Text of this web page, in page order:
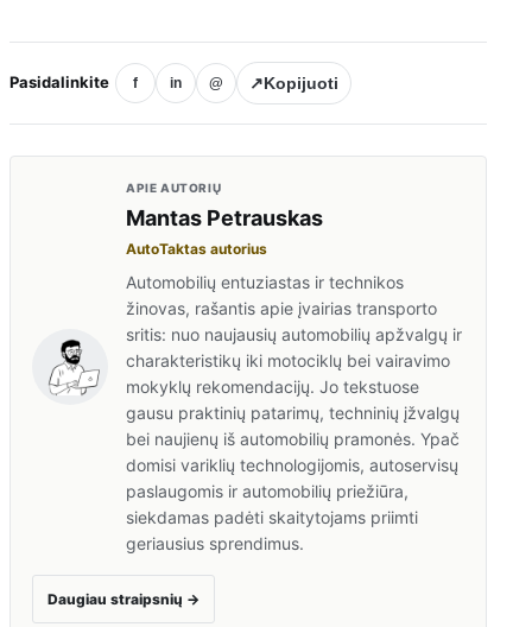
Pasidalinkite f in @ ↗Kopijuoti
APIE AUTORIŲ
Mantas Petrauskas
AutoTaktas autorius
Automobilių entuziastas ir technikos
žinovas, rašantis apie įvairias transporto
sritis: nuo naujausių automobilių apžvalgų ir
charakteristikų iki motociklų bei vairavimo
mokyklų rekomendacijų. Jo tekstuose
gausu praktinių patarimų, techninių įžvalgų
bei naujienų iš automobilių pramonės. Ypač
domisi variklių technologijomis, autoservisų
paslaugomis ir automobilių priežiūra,
siekdamas padėti skaitytojams priimti
geriausius sprendimus.
Daugiau straipsnių →